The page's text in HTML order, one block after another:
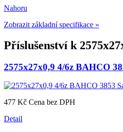
Nahoru
Zobrazit základní specifikace »
Příslušenství k
2575x27x0,9 4/6z BAHCO
477 Kč Cena bez DPH
Detail